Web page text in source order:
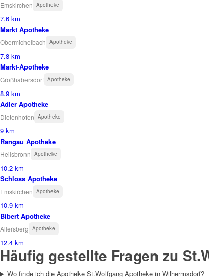
Emskirchen Apotheke
7.6 km
Markt Apotheke
Obermichelbach Apotheke
7.8 km
Markt-Apotheke
Großhabersdorf Apotheke
8.9 km
Adler Apotheke
Dietenhofen Apotheke
9 km
Rangau Apotheke
Heilsbronn Apotheke
10.2 km
Schloss Apotheke
Emskirchen Apotheke
10.9 km
Bibert Apotheke
Allersberg Apotheke
12.4 km
Häufig gestellte Fragen zu
Wo finde ich die Apotheke St.Wolfgang Apotheke in Wilhermsdorf?